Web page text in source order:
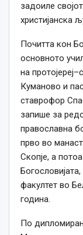
задоиле
христијанска
Почитта кон
основното
на
Куманово и
ставрофор
запише за
православна
прво во
Скопје, а
факултет во
година.
По